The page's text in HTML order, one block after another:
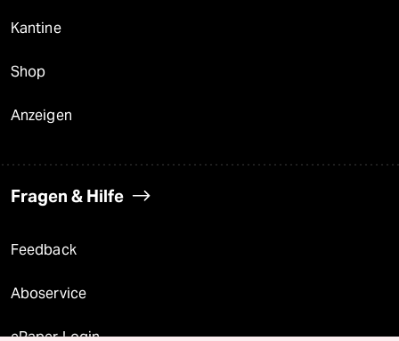
Kantine
Shop
Anzeigen
Fragen & Hilfe
Feedback
Aboservice
ePaper Login